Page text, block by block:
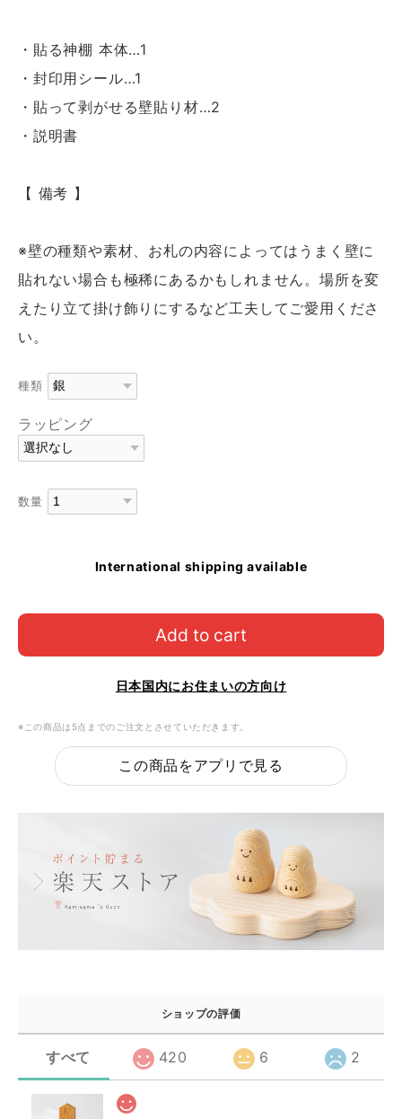
・貼る神棚 本体…1
・封印用シール…1
・貼って剥がせる壁貼り材…2
・説明書
【 備考 】
※壁の種類や素材、お札の内容によってはうまく壁に
貼れない場合も極稀にあるかもしれません。場所を変
えたり立て掛け飾りにするなど工夫してご愛用くださ
い。
種類
ラッピング
数量
International shipping available
Add to cart
日本国内にお住まいの方向け
※この商品は5点までのご注文とさせていただきます。
この商品をアプリで見る
ショップの評価
すべて 420 6 2